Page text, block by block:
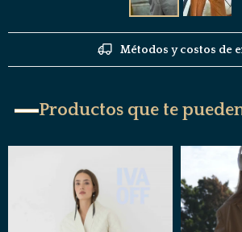
Métodos y costos de
Productos que te